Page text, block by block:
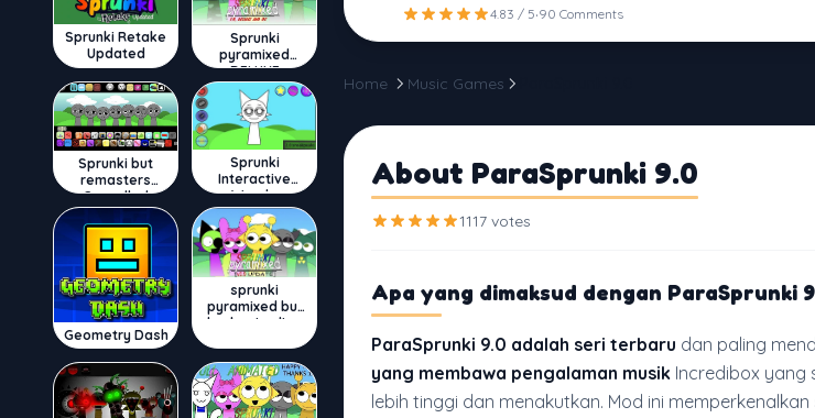
Sprunki Retake
Updated
Sprunki
pyramixed
DELUXE
Sprunki but
remasters
Cancelled
Sprunki
Interactive
Wenda
Geometry Dash
sprunki
pyramixed but
broker is alive
4.83 / 5·90 Comments
Home Music Games
About ParaSprunki 9.0
1117 votes
Apa yang dimaksud dengan ParaSprunki
ParaSprunki 9.0 adalah seri terbaru dan paling
yang membawa pengalaman musik Incredibox yang
lebih tinggi dan menakutkan. Mod ini